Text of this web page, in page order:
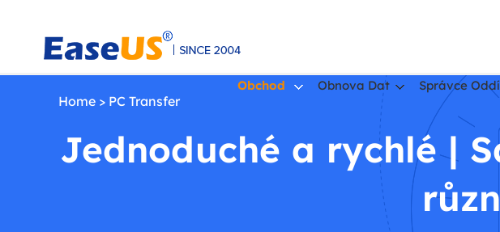
EaseUS
Obchod Obnova Dat Správce
Home > PC Transfer
Jednoduché a rychlé |